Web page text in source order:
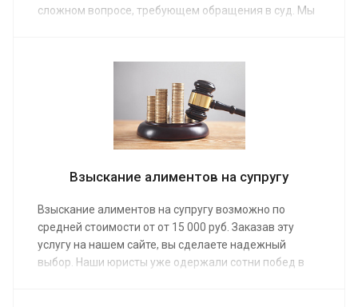
сложном вопросе, требующем обращения в суд. Мы
выплат. Средняя стоимость работы наших юристов
по семейным делам от от 20 000 руб.
Взыскание алиментов на супругу
Взыскание алиментов на супругу возможно по
средней стоимости от от 15 000 руб. Заказав эту
услугу на нашем сайте, вы сделаете надежный
выбор. Наши юристы уже одержали сотни побед в